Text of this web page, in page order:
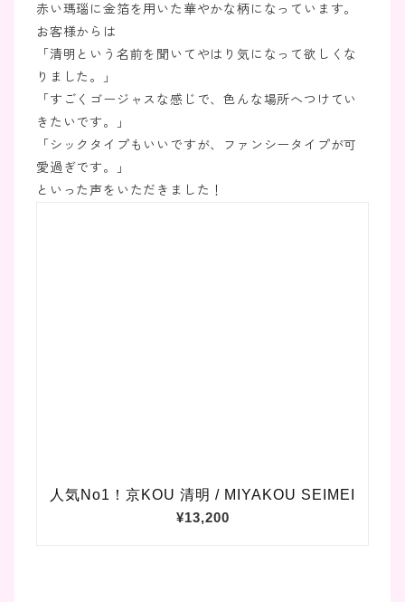
赤い瑪瑙に金箔を用いた華やかな柄になっています。
お客様からは
「清明という名前を聞いてやはり気になって欲しくな
りました。」
「すごくゴージャスな感じで、色んな場所へつけてい
きたいです。」
「シックタイプもいいですが、ファンシータイプが可
愛過ぎです。」
といった声をいただきました！